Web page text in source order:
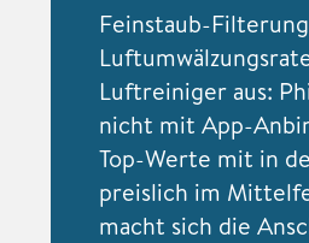
Feinstaub-
Luftreiniger aus:
nicht mit App-
Top-Werte mit in
preislich im
macht sich die